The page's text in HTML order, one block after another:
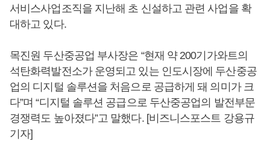
서비스사업조직을 지난해 초 신설하고 관련 사업을 확
대하고 있다.
목진원 두산중공업 부사장은 “현재 약 200기가와트의
석탄화력발전소가 운영되고 있는 인도시장에 두산중공
업의 디지털 솔루션을 처음으로 공급하게 돼 의미가 크
다”며 “디지털 솔루션 공급으로 두산중공업의 발전부문
경쟁력도 높아졌다”고 말했다. [비즈니스포스트 강용규
기자]